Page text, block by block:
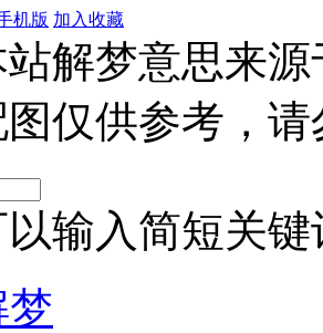
机版 加入收藏
解梦意思来
仅供参考，
输入简短关键
梦